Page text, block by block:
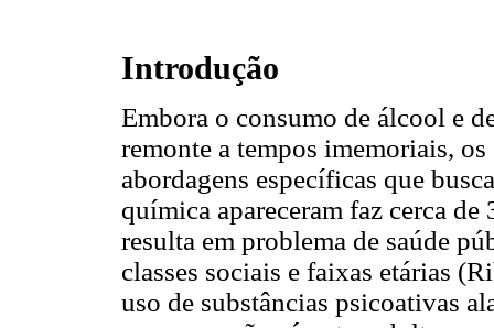
Introdução
Embora o consumo de álcool e
remonte a tempos imemoriais,
abordagens específicas que
química apareceram faz cerca
resulta em problema de saúde
classes sociais e faixas etárias
uso de substâncias psicoativas